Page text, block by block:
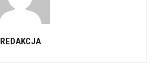
REDAKCJA